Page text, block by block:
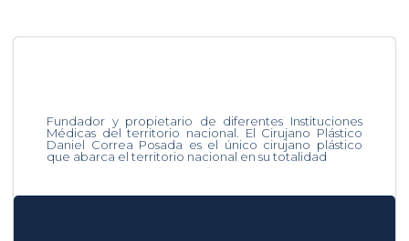
Fundador y propietario de diferentes Instituciones
Médicas del territorio nacional. El Cirujano Plástico
Daniel Correa Posada es el único cirujano plástico
que abarca el territorio nacional en su totalidad